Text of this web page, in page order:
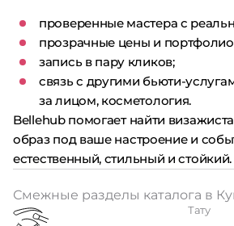
проверенные мастера с
прозрачные цены и
запись в пару кликов;
связь с другими бьюти-
за лицом, косметология.
Bellehub помогает найти
образ под ваше настроение и
естественный, стильный и стойкий.
Смежные разделы каталога в
Тату